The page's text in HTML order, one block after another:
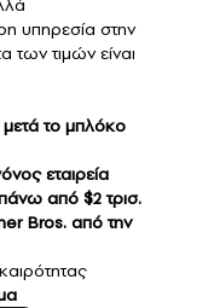
υπηρεσία στην
των τιμών είναι
το μπλόκο
εταιρεία
από $2 τρισ.
Bros. από την